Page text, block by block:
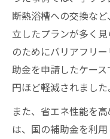
断熱浴槽への交換な
立したプランが多く
のためにバリアフリ
助金を申請したケー
円ほど軽減されました
また、省エネ性能を
は、国の補助金を利